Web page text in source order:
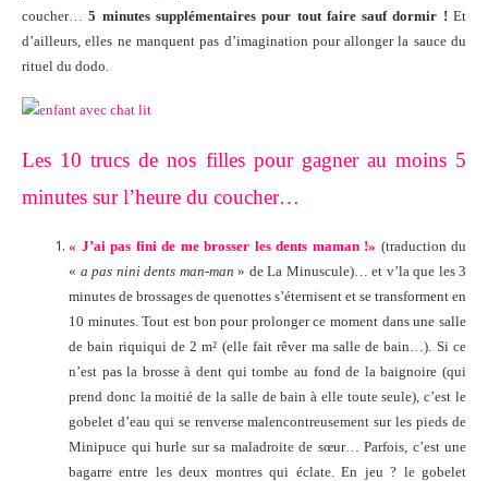
coucher…5 minutes supplémentaires pour tout faire sauf dormir ! Et
d’ailleurs, elles ne manquent pas d’imagination pour allonger la sauce du
rituel du dodo.
Les 10 trucs de nos filles pour gagner au moins 5
minutes sur l’heure du coucher…
« J’ai pas fini de me brosser les dents maman !» (traduction du
« a pas nini dents man-man » de La Minuscule)… et v’la que les 3
minutes de brossages de quenottes s’éternisent et se transforment en
10 minutes. Tout est bon pour prolonger ce moment dans une salle
de bain riquiqui de 2 m² (elle fait rêver ma salle de bain…). Si ce
n’est pas la brosse à dent qui tombe au fond de la baignoire (qui
prend donc la moitié de la salle de bain à elle toute seule), c’est le
gobelet d’eau qui se renverse malencontreusement sur les pieds de
Minipuce qui hurle sur sa maladroite de sœur… Parfois, c’est une
bagarre entre les deux montres qui éclate. En jeu ? le gobelet